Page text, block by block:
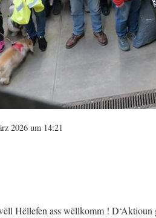
2026 um 14:21
Hëllefen ass wëllkomm !